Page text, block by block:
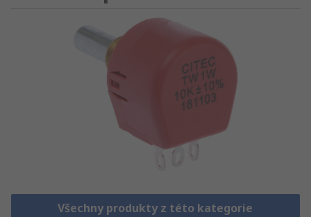
Všechny produkty z této kategorie